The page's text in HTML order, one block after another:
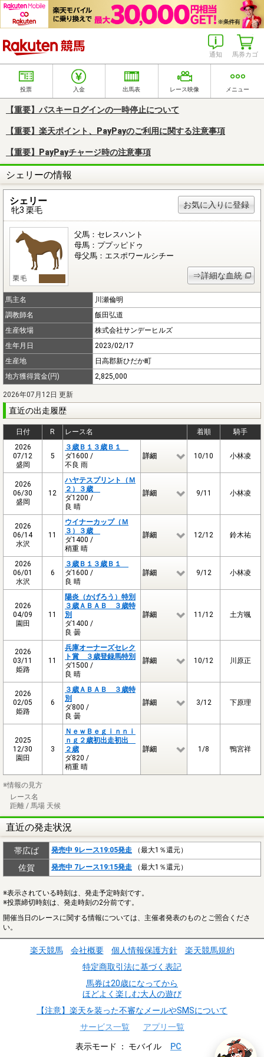
馬券カゴ
通知
投票 入金 出馬表 レース映像 メニュー
【重要】パスキーログインの一時停止について
【重要】楽天ポイント、PayPayのご利用に関する注意事項
【重要】PayPayチャージ時の注意事項
シェリーの情報
シェリー
牝3 栗毛
お気に入りに登録
父馬：セレスハント
母馬：ププッピドゥ
母父馬：エスポワールシチー
⇒詳細な血統
馬主名
川瀬倫明
調教師名
飯田弘道
生産牧場
株式会社サンデーヒルズ
生年月日
2023/02/17
生産地
日高郡新ひだか町
地方獲得賞金(円)
2,825,000
2026年07月12日 更新
直近の出走履歴
日付 R レース名 着順
騎手
2026
07/12
盛岡
5
３歳Ｂ１３歳Ｂ１
ダ1600 /
不良 雨
詳細 10/10 小林凌
2026
06/30
盛岡
12
ハヤテスプリント（Ｍ
２）３歳
ダ1200 /
良 晴
詳細 9/11 小林凌
2026
06/14
水沢
11
ウイナーカップ（Ｍ
３）３歳
ダ1400 /
稍重 晴
詳細 12/12 鈴木祐
2026
06/01
水沢
6
３歳Ｂ１３歳Ｂ１
ダ1600 /
良 晴
詳細 9/12 小林凌
2026
04/09
園田
11
陽炎（かげろう）特別
３歳ＡＢＡＢ ３歳特
別
ダ1400 /
良 曇
詳細 11/12 土方颯
2026
03/11
姫路
11
兵庫オーナーズセレク
ト賞 ３歳登録馬特別
ダ1500 /
良 晴
詳細 10/12 川原正
2026
02/05
姫路
6
３歳ＡＢＡＢ ３歳特
別
ダ800 /
良 曇
詳細 3/12 下原理
2025
12/30
園田
3
ＮｅｗＢｅｇｉｎｎｉ
ｎｇ２歳初出走初出
２歳
ダ820 /
稍重 晴
詳細 1/8 鴨宮祥
※情報の見方
レース名
距離 / 馬場 天候
直近の発走状況
帯広ば 発売中 9レース19:05発走 （最大1％還元）
佐賀 発売中 7レース19:15発走 （最大1％還元）
※表示されている時刻は、発走予定時刻です。
※投票締切時刻は、発走時刻の2分前です。
開催当日のレースに関する情報については、主催者発表のものとご照合くださ
い。
楽天競馬 会社概要 個人情報保護方針
楽天競馬規約
特定商取引法に基づく表記
馬券は20歳になってから
ほどよく楽しむ大人の遊び
【注意】楽天を装った不審なメールやSMSについて
サービス一覧
アプリ一覧
表示モード モバイル PC